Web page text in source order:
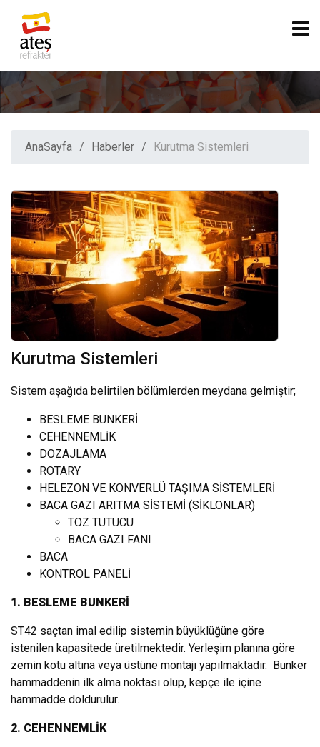
AnaSayfa Haberler Kurutma Sistemleri
Kurutma Sistemleri
Sistem aşağıda belirtilen bölümlerden meydana gelmiştir;
BESLEME BUNKERİ
CEHENNEMLİK
DOZAJLAMA
ROTARY
HELEZON VE KONVERLÜ TAŞIMA SİSTEMLERİ
BACA GAZI ARITMA SİSTEMİ (SİKLONLAR)
TOZ TUTUCU
BACA GAZI FANI
BACA
KONTROL PANELİ
1. BESLEME BUNKERİ
ST42 saçtan imal edilip sistemin büyüklüğüne göre
istenilen kapasitede üretilmektedir. Yerleşim planına göre
zemin kotu altına veya üstüne montajı yapılmaktadır. Bunker
hammaddenin ilk alma noktası olup, kepçe ile içine
hammadde doldurulur.
2. CEHENNEMLİK